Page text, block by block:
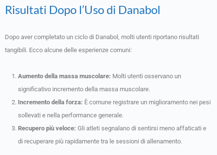
Risultati Dopo l’Uso di Danabol
Dopo aver completato un ciclo di Danabol, molti utenti riportano risultati
tangibili. Ecco alcune delle esperienze comuni:
Aumento della massa muscolare: Molti utenti osservano un
significativo incremento della massa muscolare.
Incremento della forza: È comune registrare un miglioramento nei pesi
sollevati e nella performance generale.
Recupero più veloce: Gli atleti segnalano di sentirsi meno affaticati e
di recuperare più rapidamente tra le sessioni di allenamento.